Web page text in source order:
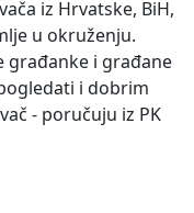
iz Hrvatske, BiH,
u okruženju.
građanke i građane
i dobrim
- poručuju iz PK